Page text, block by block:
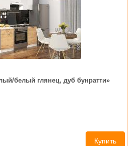
белый глянец, дуб бунратти»
Купить